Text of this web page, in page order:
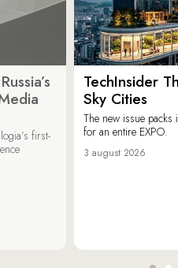
first-
TechInsider
Sky Cities
The new issue
for an entire EXPO.
3 august 2026